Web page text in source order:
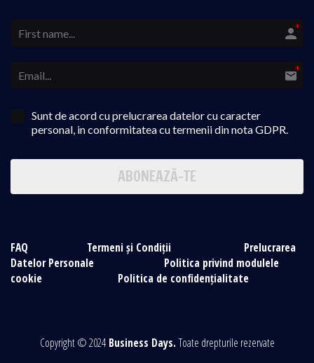
Sunt de acord cu prelucrarea datelor cu caracter
personal, in conformitatea cu termenii din nota GDPR.
ABONEAZĂ-TE
FAQ Termeni și Condiții
Prelucrarea
Datelor Personale
Politica privind modulele
cookie
Politica de confidențialitate
Copyright © 2024 Business Days. Toate drepturile rezervate